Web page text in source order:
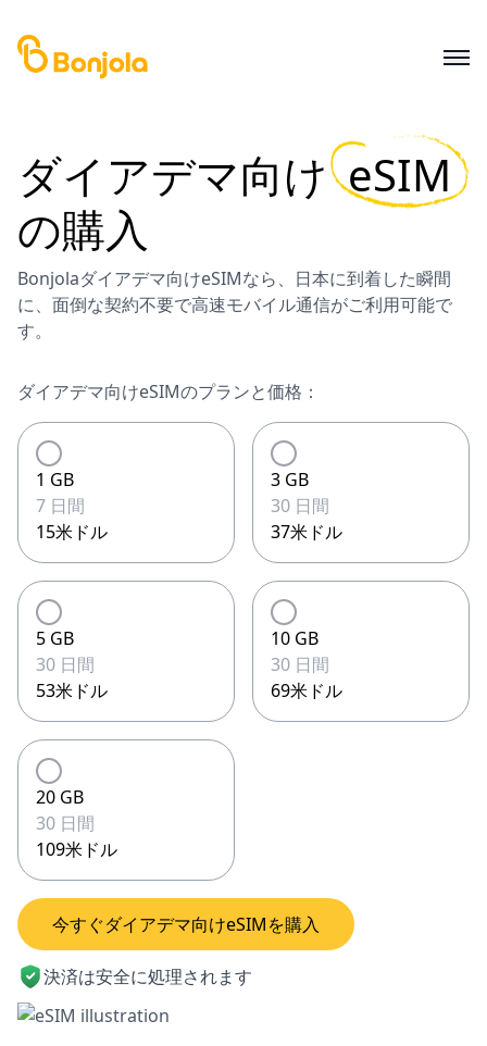
ダイアデマ向け eSIM
の購入
Bonjolaダイアデマ向けeSIMなら、日本に到着した瞬間
に、面倒な契約不要で高速モバイル通信がご利用可能で
す。
ダイアデマ向けeSIMのプランと価格：
1 GB
7 日間
15米ドル
3 GB
30 日間
37米ドル
5 GB
30 日間
53米ドル
10 GB
30 日間
69米ドル
20 GB
30 日間
109米ドル
今すぐダイアデマ向けeSIMを購入
決済は安全に処理されます